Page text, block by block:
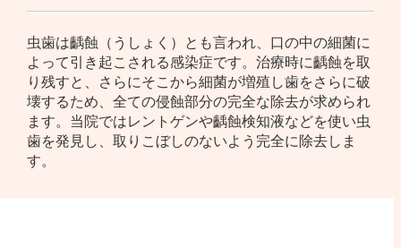
虫歯は齲蝕（うしょく）とも言われ、口の中の細菌に
よって引き起こされる感染症です。治療時に齲蝕を取
り残すと、さらにそこから細菌が増殖し歯をさらに破
壊するため、全ての侵蝕部分の完全な除去が求められ
ます。当院ではレントゲンや齲蝕検知液などを使い虫
歯を発見し、取りこぼしのないよう完全に除去しま
す。